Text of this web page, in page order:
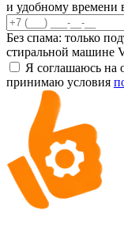
и удобному времени
Без спама: только
стиральной машине
Я соглашаюсь на
принимаю условия